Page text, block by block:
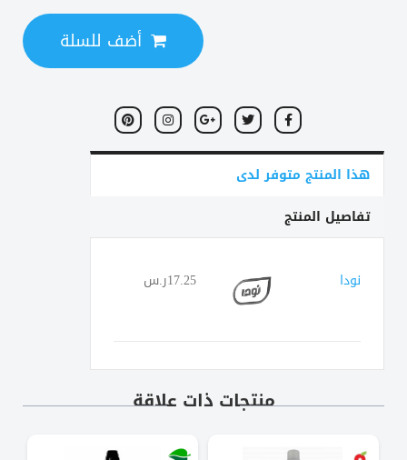
أضف للسلة
هذا المنتج متوفر لدى
تفاصيل المنتج
نودا 17.25ر.س
منتجات ذات علاقة